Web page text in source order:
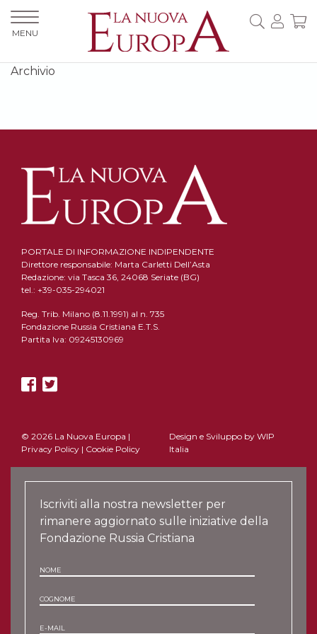
Archivio
PORTALE DI INFORMAZIONE INDIPENDENTE
Direttore responsabile: Marta Carletti Dell’Asta
Redazione: via Tasca 36, 24068 Seriate (BG)
tel.: +39-035-294021
Reg. Trib. Milano (8.11.1991) al n. 735
Fondazione Russia Cristiana E.T.S.
Partita Iva: 09245130969
© 2026 La Nuova Europa |
Privacy Policy | Cookie Policy
Design e Sviluppo by WIP
Italia
Iscriviti alla nostra newsletter per
rimanere aggiornato sulle iniziative della
Fondazione Russia Cristiana
NOME
COGNOME
E-MAIL
MENU